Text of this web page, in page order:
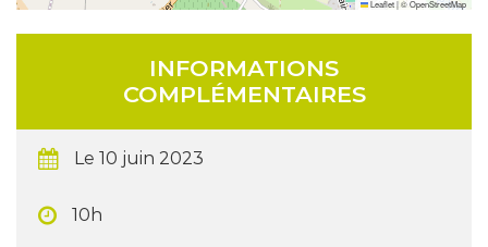
Leaflet|©OpenStreetMap
INFORMATIONS
COMPLÉMENTAIRES
Le 10 juin 2023
10h